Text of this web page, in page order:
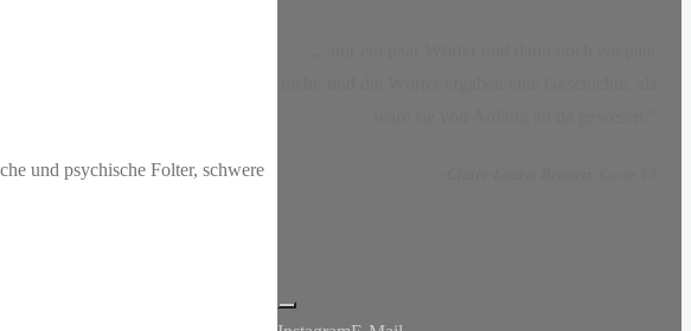
und psychische Folter, schwere